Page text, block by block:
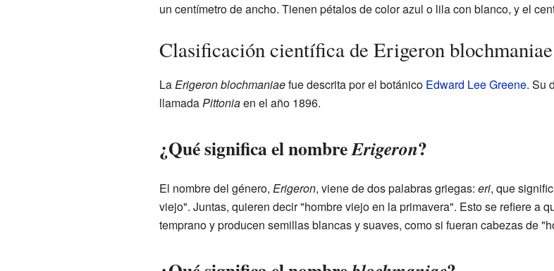
un centímetro de ancho. Tienen pétalos de color azul o lila con blanco, y el
Clasificación científica de Erigeron blochmaniae
LaErigeron blochmaniaefue descrita por el botánico Edward Lee Greene. Su
llamadaPittoniaen el año 1896.
¿Qué significa el nombreErigeron?
El nombre del género, Erigeron, viene de dos palabras griegas: eri, que
viejo". Juntas, quieren decir "hombre viejo en la primavera". Esto se refiere a
temprano y producen semillas blancas y suaves, como si fueran cabezas de